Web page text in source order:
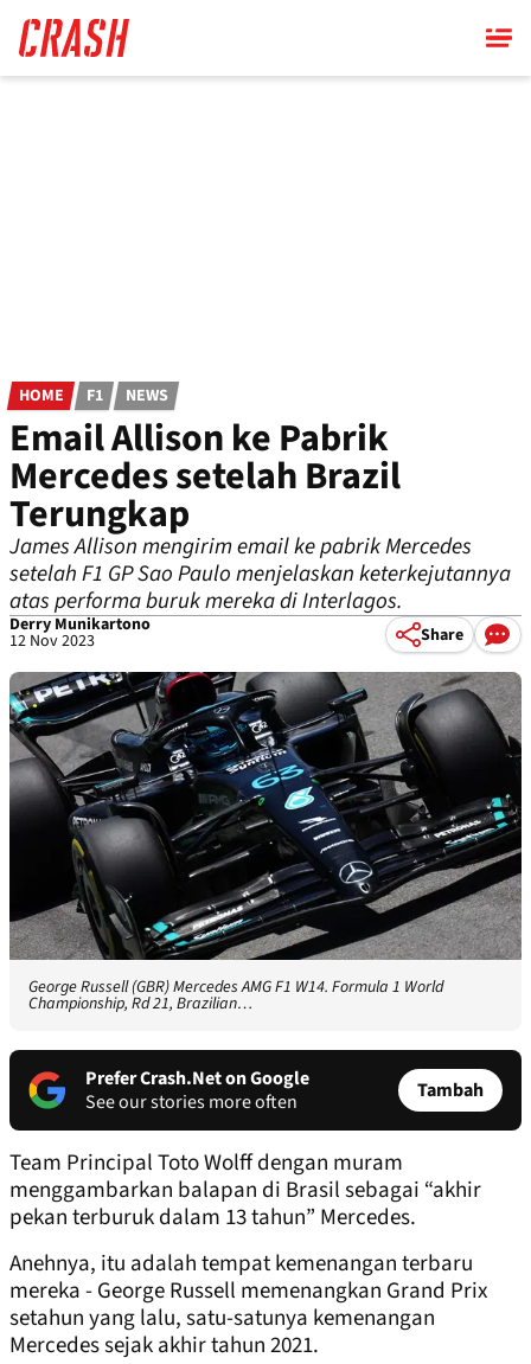
main
content
HOME F1 NEWS
Email Allison ke Pabrik
Mercedes setelah Brazil
Terungkap
James Allison mengirim email ke pabrik Mercedes
setelah F1 GP Sao Paulo menjelaskan keterkejutannya
atas performa buruk mereka di Interlagos.
Derry Munikartono
12 Nov 2023 Share
George Russell (GBR) Mercedes AMG F1 W14. Formula 1 World
Championship, Rd 21, Brazilian…
Prefer Crash.Net on Google
See our stories more often
Tambah
Team Principal Toto Wolff dengan muram
menggambarkan balapan di Brasil sebagai “akhir
pekan terburuk dalam 13 tahun” Mercedes.
Anehnya, itu adalah tempat kemenangan terbaru
mereka - George Russell memenangkan Grand Prix
setahun yang lalu, satu-satunya kemenangan
Mercedes sejak akhir tahun 2021.